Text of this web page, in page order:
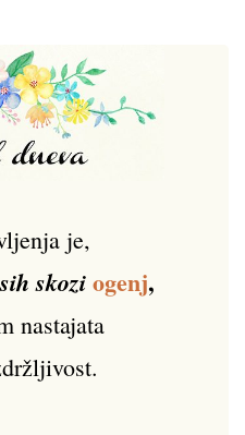
je,
skoziogenj,
nastajata